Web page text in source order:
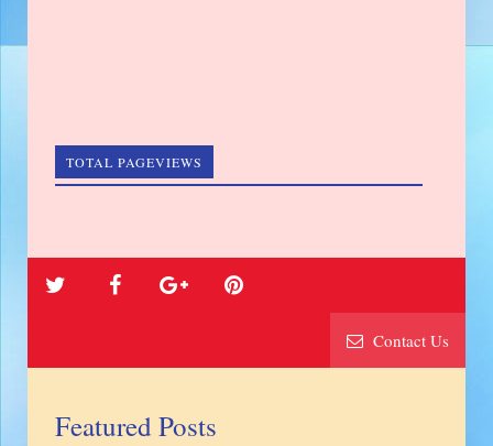
TOTAL PAGEVIEWS
Contact Us
Featured Posts